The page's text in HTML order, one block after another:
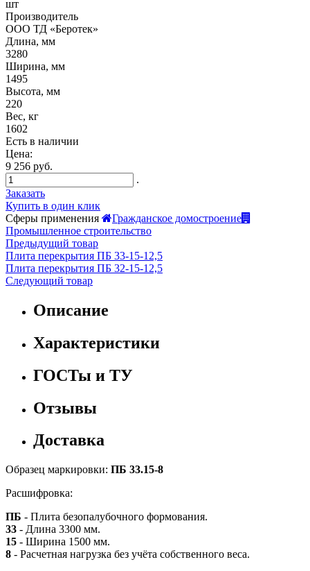
шт
Производитель
ООО ТД «Беротек»
Длина, мм
3280
Ширина, мм
1495
Высота, мм
220
Вес, кг
1602
Есть в наличии
Цена:
9 256 руб.
.
Заказать
Купить в один клик
Сферы применения
Гражданское домостроение
Промышленное строительство
Предыдущий товар
Плита перекрытия ПБ 33-15-12,5
Плита перекрытия ПБ 32-15-12,5
Следующий товар
Описание
Характеристики
ГОСТы и ТУ
Отзывы
Доставка
Образец маркировки: ПБ 33.15-8
Расшифровка:
ПБ - Плита безопалубочного формования.
33 - Длина 3300 мм.
15 - Ширина 1500 мм.
8 - Расчетная нагрузка без учёта собственного веса.